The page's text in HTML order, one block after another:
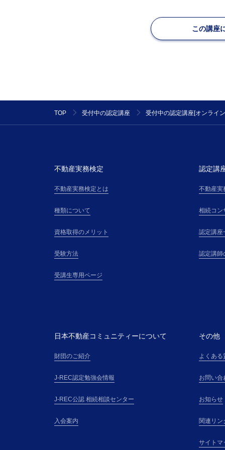
この講座
TOP 受付中の認定講座 受付中の認定講座[オンライ
不動産実務検定
不動産実務検定とは
種類について
資格取得のメリット
受験方法
受講生専用ページ
認定講
不動産実
相続コン
認定講座
認定講師
日本不動産コミュニティーについて
財団のご紹介
J-REC認定勉強会情報
J-REC公認 相続相談センター
入会案内
その他
よくある
お問い合
お知らせ
関連リン
サイトマ